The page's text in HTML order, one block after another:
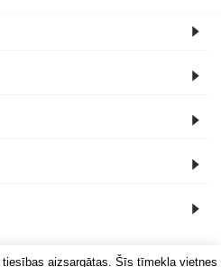
aizsargātas. Šīs tīmekļa vietnes